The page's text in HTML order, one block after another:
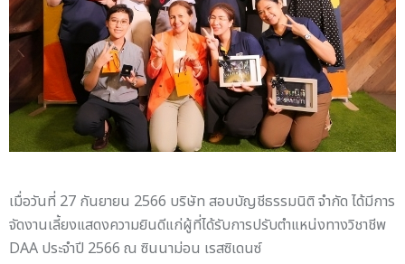
เมื่อวันที่ 27 กันยายน 2566 บริษัท สอบบัญชีธรรมนิติ จำกัด ได้มีการ
จัดงานเลี้ยงแสดงความยินดีแก่ผู้ที่ได้รับการปรับตำแหน่งทางวิชาชีพ
DAA ประจำปี 2566 ณ ซินนาม่อน เรสซิเดนซ์